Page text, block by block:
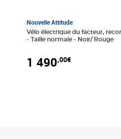
Nouvelle Attitude
Vélo électrique du facteur,
- Taille normale - Noir/ Rouge
1 490,00€